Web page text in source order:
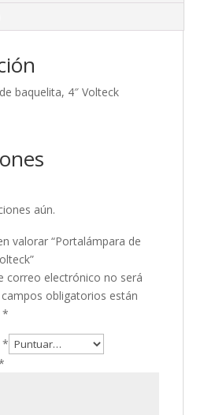
baquelita, 4″ Volteck
aún.
valorar “Portalámpara de
correo electrónico no será
obligatorios están
*
*